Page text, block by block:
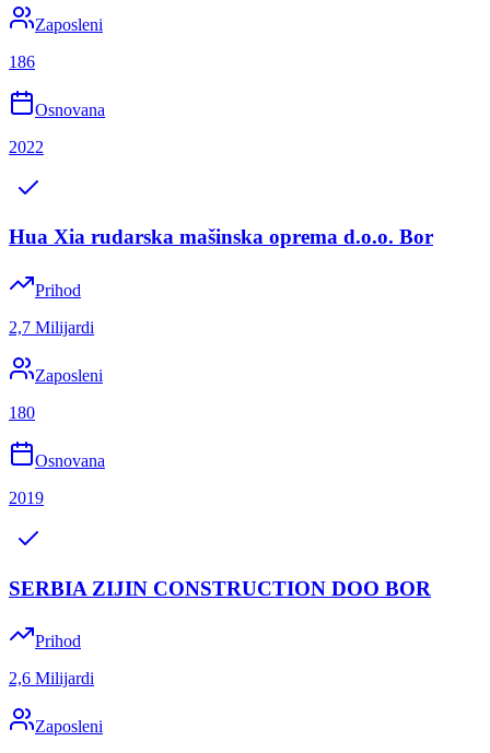
Zaposleni
186
Osnovana
2022
Hua Xia rudarska mašinska oprema d.o.o. Bor
Prihod
2,7 Milijardi
Zaposleni
180
Osnovana
2019
SERBIA ZIJIN CONSTRUCTION DOO BOR
Prihod
2,6 Milijardi
Zaposleni